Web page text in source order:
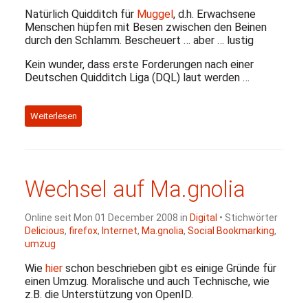
Natürlich Quidditch für Muggel, d.h. Erwachsene
Menschen hüpfen mit Besen zwischen den Beinen
durch den Schlamm. Bescheuert … aber … lustig
Kein wunder, dass erste Forderungen nach einer
Deutschen Quidditch Liga ( DQL) laut werden …
Weiterlesen
Wechsel auf Ma.gnolia
Online seit Mon 01 December 2008 in Digital • Stichwörter
Delicious, firefox, Internet, Ma.gnolia, Social Bookmarking,
umzug
Wie hierschon beschrieben gibt es einige Gründe für
einen Umzug. Moralische und auch Technische, wie
z.B. die Unterstützung von OpenID.